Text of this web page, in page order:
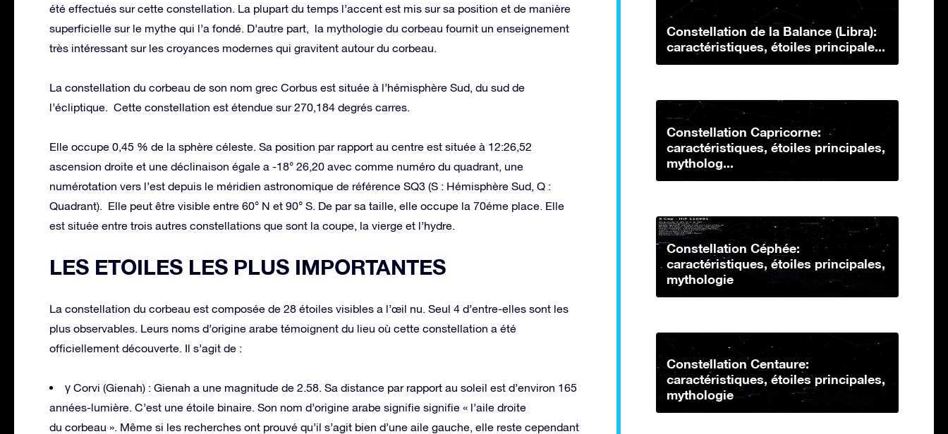
été effectués sur cette constellation. La plupart du temps l’accent est mis sur sa position et de manière
superficielle sur le mythe qui l’a fondé. D’autre part, la mythologie du corbeau fournit un enseignement
très intéressant sur les croyances modernes qui gravitent autour du corbeau.
La constellation du corbeau de son nom grec Corbus est située à l’hémisphère Sud, du sud de
l’écliptique. Cette constellation est étendue sur 270,184 degrés carres.
Elle occupe 0,45 % de la sphère céleste. Sa position par rapport au centre est située à 12:26,52
ascension droite et une déclinaison égale a -18° 26,20 avec comme numéro du quadrant, une
numérotation vers l’est depuis le méridien astronomique de référence SQ3 (S : Hémisphère Sud, Q :
Quadrant). Elle peut être visible entre 60° N et 90° S. De par sa taille, elle occupe la 70éme place. Elle
est située entre trois autres constellations que sont la coupe, la vierge et l’hydre.
LES ETOILES LES PLUS IMPORTANTES
La constellation du corbeau est composée de 28 étoiles visibles a l’œil nu. Seul 4 d’entre-elles sont les
plus observables. Leurs noms d’origine arabe témoignent du lieu où cette constellation a été
officiellement découverte. Il s’agit de :
γ Corvi (Gienah) : Gienah a une magnitude de 2.58. Sa distance par rapport au soleil est d’environ 165
années-lumière. C’est une étoile binaire. Son nom d’origine arabe signifie signifie « l’aile droite
du corbeau ». Même si les recherches ont prouvé qu’il s’agit bien d’une aile gauche, elle reste cependant
Constellation de la Balance (Libra):
caractéristiques, étoiles principale...
Constellation Capricorne:
caractéristiques, étoiles principales,
mytholog...
Constellation Céphée:
caractéristiques, étoiles principales,
mythologie
Constellation Centaure:
caractéristiques, étoiles principales,
mythologie
Constellation Chevelure de